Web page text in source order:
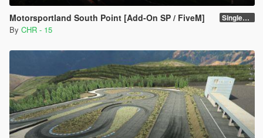
Motorsportland South Point [Add-On SP / FiveM] SinglePlayer [Addon] 1.0
By CHR - 15